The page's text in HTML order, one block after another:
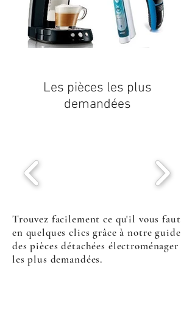
Les pièces les plus
demandées
Trouvez facilement ce qu'il vous faut
en quelques clics grâce à notre guide
des pièces détachées électroménager
les plus demandées.